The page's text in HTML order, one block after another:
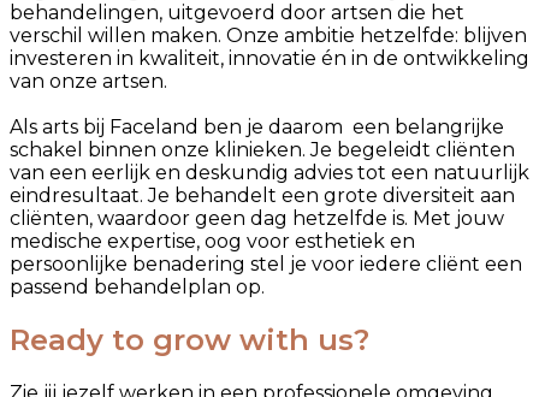
behandelingen, uitgevoerd door artsen die het
verschil willen maken. Onze ambitie hetzelfde: blijven
investeren in kwaliteit, innovatie én in de ontwikkeling
van onze artsen.
Als arts bij Faceland ben je daarom een belangrijke
schakel binnen onze klinieken. Je begeleidt cliënten
van een eerlijk en deskundig advies tot een natuurlijk
eindresultaat. Je behandelt een grote diversiteit aan
cliënten, waardoor geen dag hetzelfde is. Met jouw
medische expertise, oog voor esthetiek en
persoonlijke benadering stel je voor iedere cliënt een
passend behandelplan op.
Ready to grow with us?